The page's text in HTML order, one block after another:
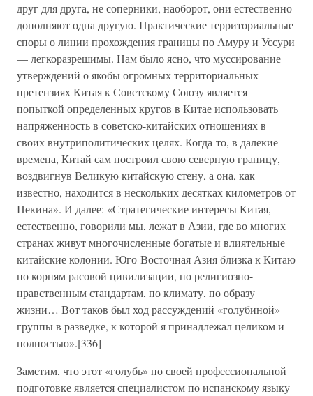
друг для друга, не соперники, наоборот, они естественно
дополняют одна другую. Практические территориальные
споры о линии прохождения границы по Амуру и Уссури
— легкоразрешимы. Нам было ясно, что муссирование
утверждений о якобы огромных территориальных
претензиях Китая к Советскому Союзу является
попыткой определенных кругов в Китае использовать
напряженность в советско-китайских отношениях в
своих внутриполитических целях. Когда-то, в далекие
времена, Китай сам построил свою северную границу,
воздвигнув Великую китайскую стену, а она, как
известно, находится в нескольких десятках километров от
Пекина». И далее: «Стратегические интересы Китая,
естественно, говорили мы, лежат в Азии, где во многих
странах живут многочисленные богатые и влиятельные
китайские колонии. Юго-Восточная Азия близка к Китаю
по корням расовой цивилизации, по религиозно-
нравственным стандартам, по климату, по образу
жизни… Вот таков был ход рассуждений «голубиной»
группы в разведке, к которой я принадлежал целиком и
полностью».[336]
Заметим, что этот «голубь» по своей профессиональной
подготовке является специалистом по испанскому языку